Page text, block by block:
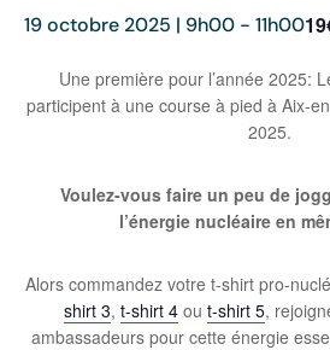
19 octobre 2025 | 9h00 - 11h00
Une première pour l’année 2025:
participent à une course à pied à Aix-
2025.
Voulez-vous faire un peu de
l’énergie nucléaire en
Alors commandez votre t-shirt pro-
shirt 3, t-shirt 4ou t-shirt 5,
ambassadeurs pour cette énergie